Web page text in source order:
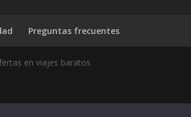
Preguntas frecuentes
en viajes baratos